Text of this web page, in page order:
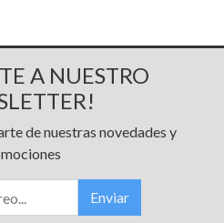
A NUESTRO
de nuestras novedades y
Enviar